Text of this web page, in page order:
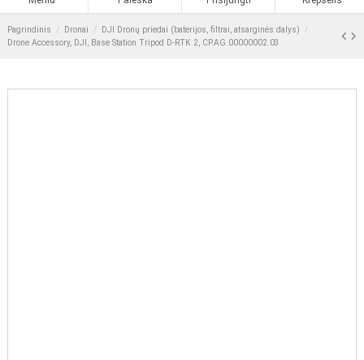
Pagrindinis Dronai
DJI Dronų priedai (baterijos, filtrai, atsarginės dalys)
Drone Accessory, DJI, Base Station Tripod D-RTK 2, CP.AG.00000002.03